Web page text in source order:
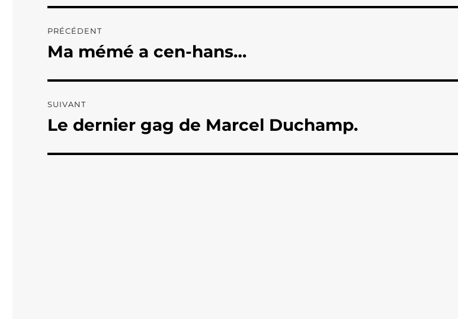
de
PRÉCÉDENT
Publication
Ma mémé a cen-hans…
SUIVANT
Publication
Le dernier gag de Marcel Duchamp.